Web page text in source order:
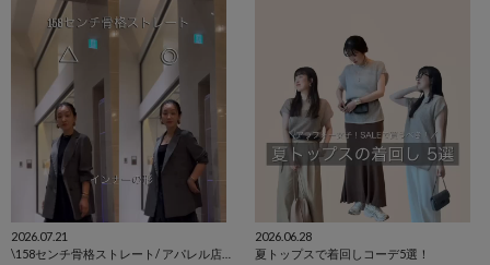
2026.07.21
2026.06.28
夏トップスで着回しコーデ5選！